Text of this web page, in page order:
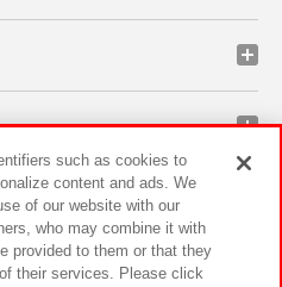
such as cookies to
content and ads. We
of our website with our
who may combine it with
provided to them or that they
their services. Please click